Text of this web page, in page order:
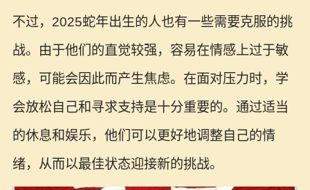
不过，2025蛇年出生的人也有一些需要克服的挑
战。由于他们的直觉较强，容易在情感上过于敏
感，可能会因此而产生焦虑。在面对压力时，学
会放松自己和寻求支持是十分重要的。通过适当
的休息和娱乐，他们可以更好地调整自己的情
绪，从而以最佳状态迎接新的挑战。